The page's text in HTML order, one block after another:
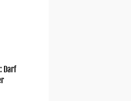
Darf